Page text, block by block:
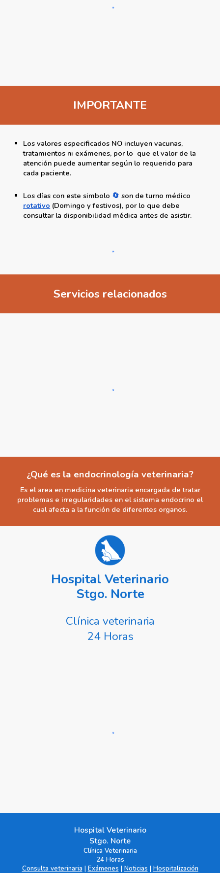
IMPORTANTE
Los valores especificados NO incluyen vacunas,
tratamientos ni exámenes, por lo que el valor de la
atención puede aumentar según lo requerido para
cada paciente.
Los días con este simbolo 🔄 son de turno médico
rotativo (Domingo y festivos), por lo que debe
consultar la disponibilidad médica antes de asistir.
Servicios relacionados
¿Qué es la endocrinología veterinaria?
Es el area en medicina veterinaria encargada de tratar
problemas e irregularidades en el sistema endocrino el
cual afecta a la función de diferentes organos.
Hospital Veterinario
Stgo. Norte
Clínica veterinaria
24 Horas
Hospital Veterinario
Stgo. Norte
Clínica Veterinaria
24 Horas
Consulta veterinaria | Exámenes | Noticias | Hospitalización